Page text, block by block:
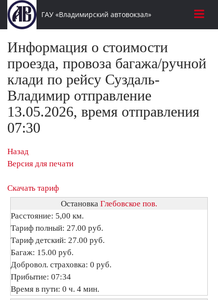
ГАУ «Владимирский автовокзал»
Информация о стоимости
проезда, провоза багажа/ручной
клади по рейсу Суздаль-
Владимир отправление
13.05.2026, время отправления
07:30
Назад
Версия для печати
Скачать тариф
Остановка Глебовское пов.
Расстояние: 5,00 км.
Тариф полный: 27.00 руб.
Тариф детский: 27.00 руб.
Багаж: 15.00 руб.
Добровол. страховка: 0 руб.
Прибытие: 07:34
Время в пути: 0 ч. 4 мин.